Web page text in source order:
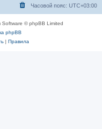
Часовой пояс: UTC+03:00
Software © phpBB Limited
phpBB
| Правила